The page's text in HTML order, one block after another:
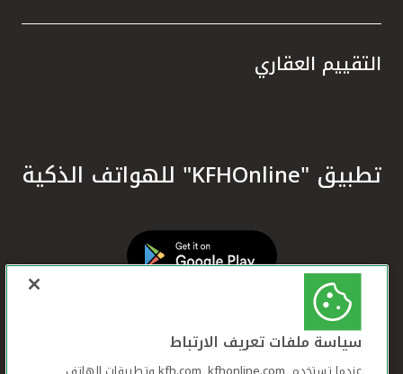
التقييم العقاري
تطبيق "KFHOnline" للهواتف الذكية
سياسة ملفات تعريف الارتباط